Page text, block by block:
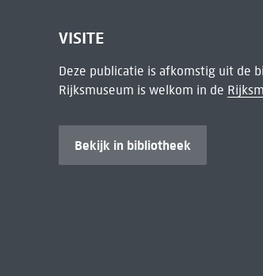
VISITE
Deze publicatie is afkomstig uit de
Rijksmuseum is welkom in de
Bekijk in bibliotheek